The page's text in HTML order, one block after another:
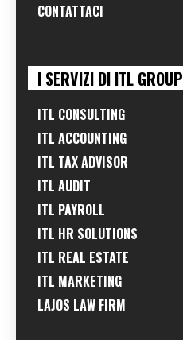
CONTATTACI
I SERVIZI DI ITL GROUP
ITL CONSULTING
ITL ACCOUNTING
ITL TAX ADVISOR
ITL AUDIT
ITL PAYROLL
ITL HR SOLUTIONS
ITL REAL ESTATE
ITL MARKETING
LAJOS LAW FIRM